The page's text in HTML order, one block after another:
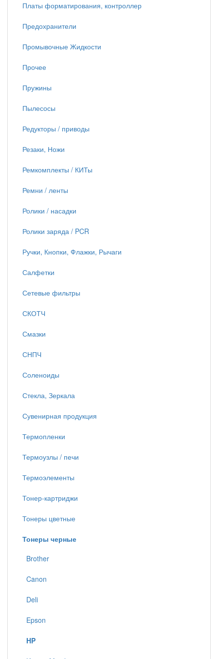
Платы форматирования, контроллер
Предохранители
Промывочные Жидкости
Прочее
Пружины
Пылесосы
Редукторы / приводы
Резаки, Ножи
Ремкомплекты / КИТы
Ремни / ленты
Ролики / насадки
Ролики заряда / PCR
Ручки, Кнопки, Флажки, Рычаги
Салфетки
Сетевые фильтры
СКОТЧ
Смазки
СНПЧ
Соленоиды
Стекла, Зеркала
Сувенирная продукция
Термопленки
Термоузлы / печи
Термоэлементы
Тонер-картриджи
Тонеры цветные
Тонеры черные
Brother
Canon
Deli
Epson
HP